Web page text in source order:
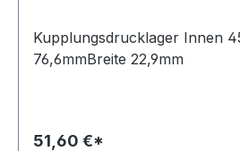
Kupplungsdrucklager Innen
76,6mmBreite 22,9mm
51,60 €*